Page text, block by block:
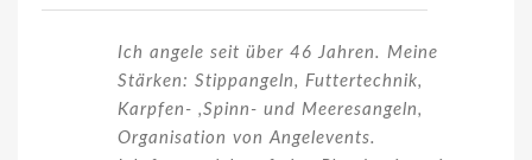
Ich angele seit über 46 Jahren. Meine
Stärken: Stippangeln, Futtertechnik,
Karpfen- ,Spinn- und Meeresangeln,
Organisation von Angelevents.